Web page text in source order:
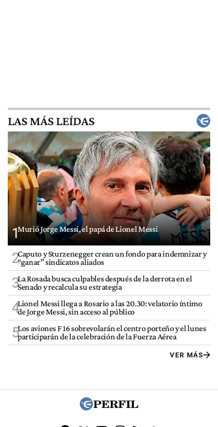
LAS MÁS LEÍDAS
1Murió Jorge Messi, el papá de Lionel Messi
2Caputo y Sturzenegger crean un fondo para indemnizar y
“ganar” sindicatos aliados
3La Rosada busca culpables después de la derrota en el
Senado y recalcula su estrategia
4Lionel Messi llega a Rosario a las 20.30: velatorio íntimo
de Jorge Messi, sin acceso al público
5Los aviones F 16 sobrevolarán el centro porteño y el lunes
participarán de la celebración de la Fuerza Aérea
VER MÁS